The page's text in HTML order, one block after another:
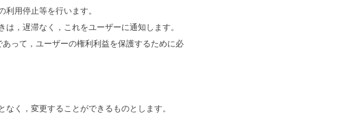
用停止等を行います。
，遅滞なく，これをユーザーに通知します。
って，ユーザーの権利利益を保護するために必
く，変更することができるものとします。